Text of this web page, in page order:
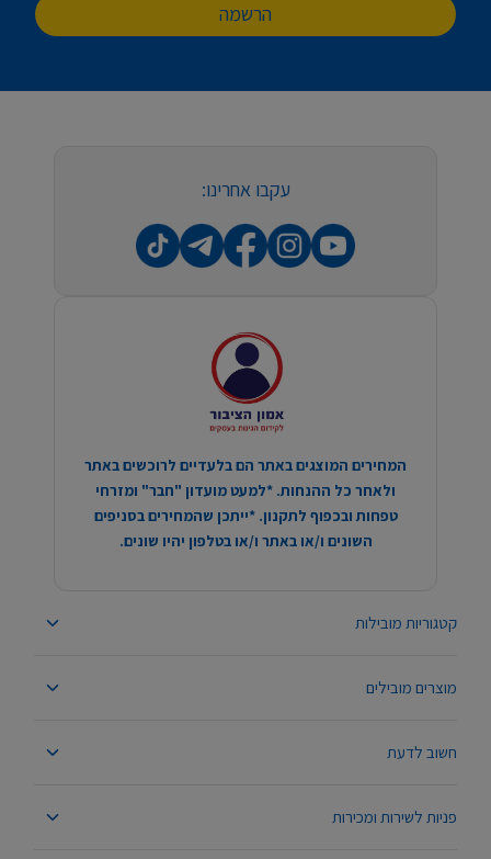
הרשמה
קטגוריות מובילות
מוצרים מובילים
חשוב לדעת
פניות לשירות ומכירות
עקבו אחרינו:
המחירים המוצגים באתר הם בלעדיים לרוכשים באתר
ולאחר כל ההנחות. *למעט מועדון "חבר" ומזרחי
טפחות ובכפוף לתקנון. *ייתכן שהמחירים בסניפים
השונים ו/או באתר ו/או בטלפון יהיו שונים.